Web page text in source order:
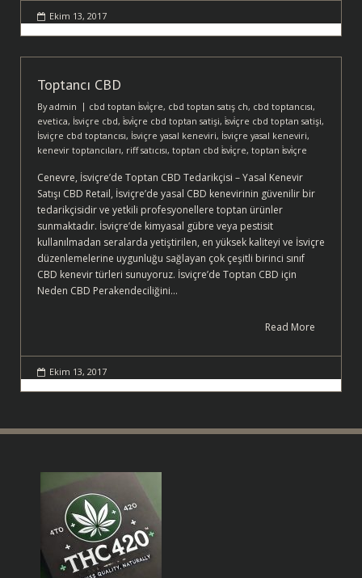
Ekim 13, 2017
Toptancı CBD
Byadmin cbd toptan i̇svi̇çre, cbd toptan satış ch, cbd toptancısı,
evetica, İsviçre cbd, i̇svi̇çre cbd toptan satişi, i̇svi̇çre cbd toptan satişi,
İsviçre cbd toptancısı, İsviçre yasal keneviri, İsviçre yasal keneviri,
kenevir toptancıları, riff satıcısı, toptan cbd i̇svi̇çre, toptan i̇svi̇çre
Cenevre, İsviçre’de Toptan CBD Tedarikçisi – Yasal Kenevir
Satışı CBD Retail, İsviçre’de yasal CBD kenevirinin güvenilir bir
tedarikçisidir ve yetkili profesyonellere toptan ürünler
sunmaktadır. İsviçre’de kimyasal gübre veya pestisit
kullanılmadan seralarda yetiştirilen, en yüksek kaliteyi ve İsviçre
düzenlemelerine uygunluğu sağlayan çok çeşitli birinci sınıf
CBD kenevir türleri sunuyoruz. İsviçre’de Toptan CBD için
Neden CBD Perakendeciliğini…
Read More
Ekim 13, 2017